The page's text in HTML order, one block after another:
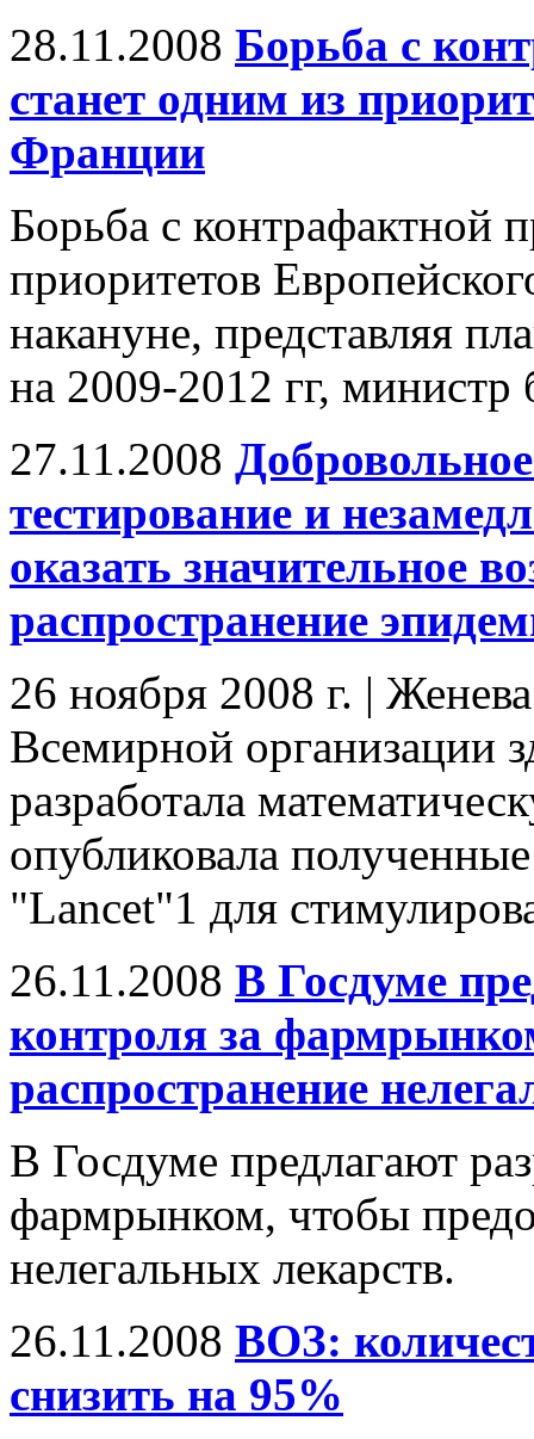
28.11.2008 Борьба с
станет одним из
Франции
Борьба с контрафактной
приоритетов
накануне, представляя
на 2009-2012 гг,
27.11.2008
тестирование и
оказать значительное
распространение
26 ноября 2008 г. |
Всемирной организации
разработала
опубликовала
"Lancet"1 для
26.11.2008 В Госдуме
контроля за
распространение
В Госдуме предлагают
фармрынком, чтобы
нелегальных лекарств.
26.11.2008 ВОЗ:
снизить на 95%